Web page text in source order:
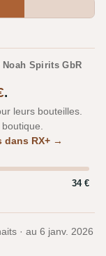
Spirits GbR
.
leurs bouteilles.
dans RX+ →
34 €
· au 6 janv. 2026